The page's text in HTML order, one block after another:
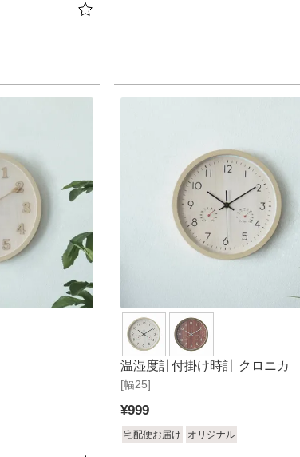
[幅25]
温湿度計付掛け時計 クロニカ
¥999
宅配便お届け オリジナル